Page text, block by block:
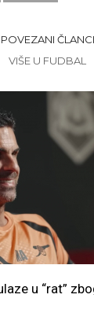
POVEZANI ČLANCI
VIŠE U FUDBAL
u “rat”